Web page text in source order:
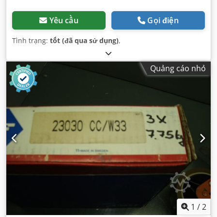
Yêu cầu Gọi điện
Tình trạng: tốt (đã qua sử dụng),
Quảng cáo nhỏ
1 /2